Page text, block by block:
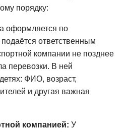
порядку:
оформляется по
ответственным
компании не позднее
перевозки. В ней
ФИО, возраст,
и другая важная
компанией: У